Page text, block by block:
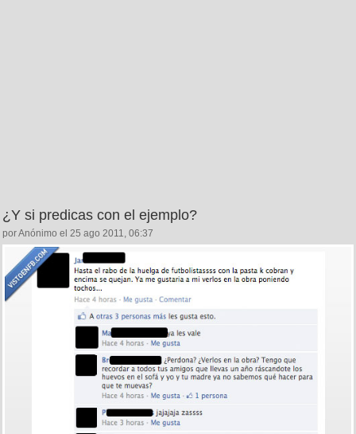
¿Y si predicas con el ejemplo?
por Anónimo el 25 ago 2011, 06:37